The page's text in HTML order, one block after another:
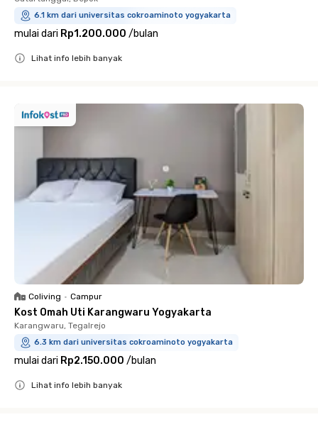
6.1 km dari universitas cokroaminoto yogyakarta
mulai dari Rp1.200.000 /bulan
Lihat info lebih banyak
Coliving • Campur
Kost Omah Uti Karangwaru Yogyakarta
Karangwaru, Tegalrejo
6.3 km dari universitas cokroaminoto yogyakarta
mulai dari Rp2.150.000 /bulan
Lihat info lebih banyak